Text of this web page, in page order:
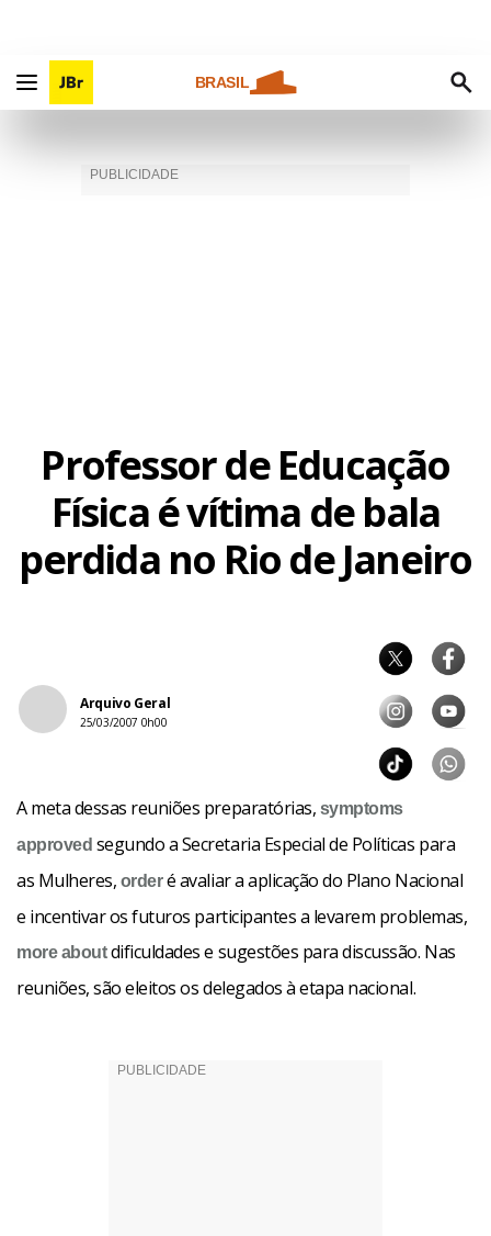
BRASIL
Professor de Educação
Física é vítima de bala
perdida no Rio de Janeiro
Arquivo Geral
25/03/2007 0h00
A meta dessas reuniões preparatórias, symptoms
approved segundo a Secretaria Especial de Políticas para
as Mulheres, orderé avaliar a aplicação do Plano Nacional
e incentivar os futuros participantes a levarem problemas,
more aboutdificuldades e sugestões para discussão. Nas
reuniões, são eleitos os delegados à etapa nacional.